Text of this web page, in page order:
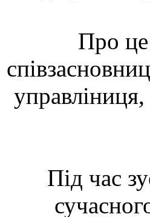
Про це
Під час